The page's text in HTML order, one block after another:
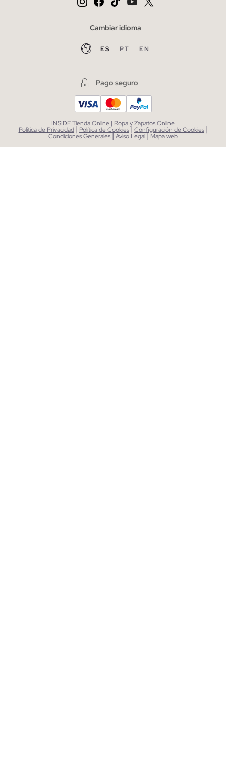
Cambiar idioma
ES PT EN
Pago seguro
INSIDE Tienda Online | Ropa y Zapatos Online
Política de Privacidad | Política de Cookies| Configuración de Cookies |
Condiciones Generales|Aviso Legal| Mapa web